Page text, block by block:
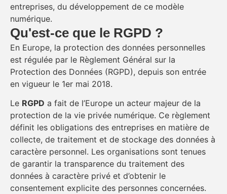
entreprises, du développement de ce modèle
numérique.
Qu'est-ce que le RGPD ?
En Europe, la protection des données personnelles
est régulée par le Règlement Général sur la
Protection des Données (RGPD), depuis son entrée
en vigueur le 1er mai 2018.
Le RGPD a fait de l’Europe un acteur majeur de la
protection de la vie privée numérique. Ce règlement
définit les obligations des entreprises en matière de
collecte, de traitement et de stockage des données à
caractère personnel. Les organisations sont tenues
de garantir la transparence du traitement des
données à caractère privé et d’obtenir le
consentement explicite des personnes concernées.